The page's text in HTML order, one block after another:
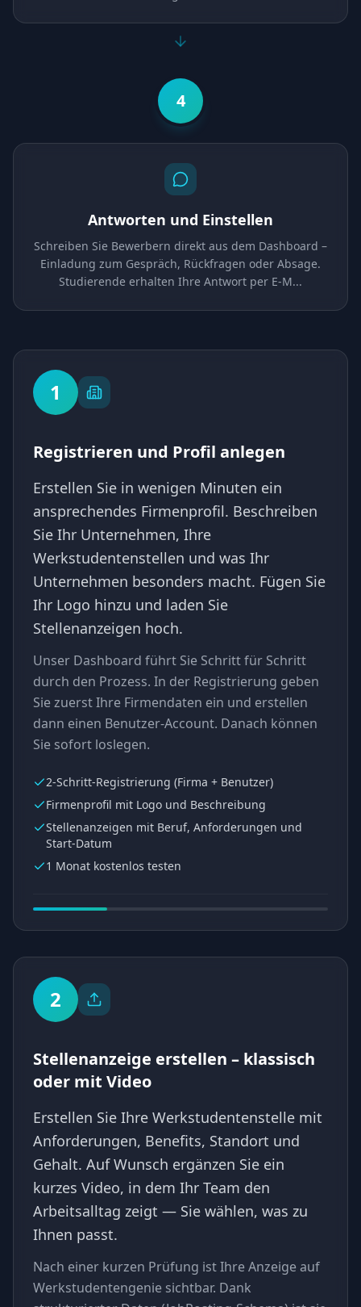
4
Antworten und Einstellen
Schreiben Sie Bewerbern direkt aus dem Dashboard –
Einladung zum Gespräch, Rückfragen oder Absage.
Studierende erhalten Ihre Antwort per E-M...
1
Registrieren und Profil anlegen
Erstellen Sie in wenigen Minuten ein
ansprechendes Firmenprofil. Beschreiben
Sie Ihr Unternehmen, Ihre
Werkstudentenstellen und was Ihr
Unternehmen besonders macht. Fügen Sie
Ihr Logo hinzu und laden Sie
Stellenanzeigen hoch.
Unser Dashboard führt Sie Schritt für Schritt
durch den Prozess. In der Registrierung geben
Sie zuerst Ihre Firmendaten ein und erstellen
dann einen Benutzer-Account. Danach können
Sie sofort loslegen.
2-Schritt-Registrierung (Firma + Benutzer)
Firmenprofil mit Logo und Beschreibung
Stellenanzeigen mit Beruf, Anforderungen und
Start-Datum
1 Monat kostenlos testen
2
Stellenanzeige erstellen – klassisch
oder mit Video
Erstellen Sie Ihre Werkstudentenstelle mit
Anforderungen, Benefits, Standort und
Gehalt. Auf Wunsch ergänzen Sie ein
kurzes Video, in dem Ihr Team den
Arbeitsalltag zeigt — Sie wählen, was zu
Ihnen passt.
Nach einer kurzen Prüfung ist Ihre Anzeige auf
Werkstudentengenie sichtbar. Dank